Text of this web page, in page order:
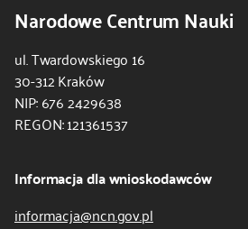
Narodowe Centrum Nauki
ul. Twardowskiego 16
30-312 Kraków
NIP: 676 2429638
REGON: 121361537
Informacja dla wnioskodawców
informacja@ncn.gov.pl